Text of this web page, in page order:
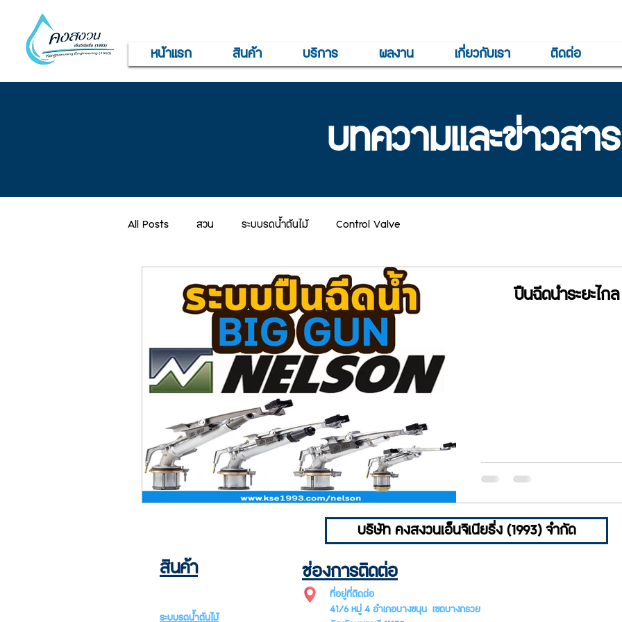
หน้าแรก สินค้า บริการ ผลงาน เกี่ยวกับเรา ติดต่อ
บทความและข่าวสาร
All Posts สวน ระบบรดน้ำต้นไม้ Control Valve
ปืนฉีดน้ำระยะไก
บริษัท คงสงวนเอ็นจิเนียริ่ง (1993) จำกัด
สินค้า
ระบบรดน้ำต้นไม้
ช่องการติดต่อ
ที่อยู่ที่ติดต่อ
41/6 หมู่ 4 อำเภอบางขนุน เขตบางกรวย